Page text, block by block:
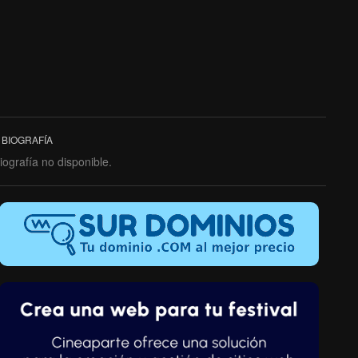
no disponible.